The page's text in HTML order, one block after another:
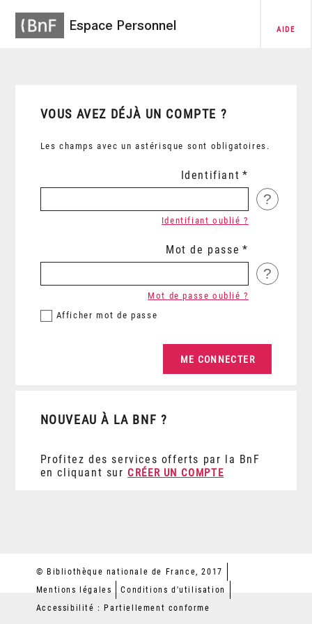
Espace Personnel AIDE
VOUS AVEZ DÉJÀ UN COMPTE ?
Les champs avec un astérisque sont obligatoires.
Identifiant
?
Identifiant oublié ?
Mot de passe
?
Afficher mot de passe
Mot de passe oublié ?
NOUVEAU À LA BNF ?
Profitez des services offerts par la BnF
en cliquant sur CRÉER UN COMPTE
© Bibliothèque nationale de France, 2017
Mentions légales
Conditions d'utilisation
Accessibilité : Partiellement conforme